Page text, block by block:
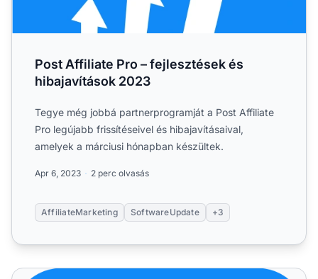
Post Affiliate Pro – fejlesztések és
hibajavítások 2023
Tegye még jobbá partnerprogramját a Post Affiliate
Pro legújabb frissítéseivel és hibajavításaival,
amelyek a márciusi hónapban készültek.
Apr 6, 2023 2 perc olvasás
AffiliateMarketing SoftwareUpdate +3
2024. július: Friss fejlesztések és fontos javítások